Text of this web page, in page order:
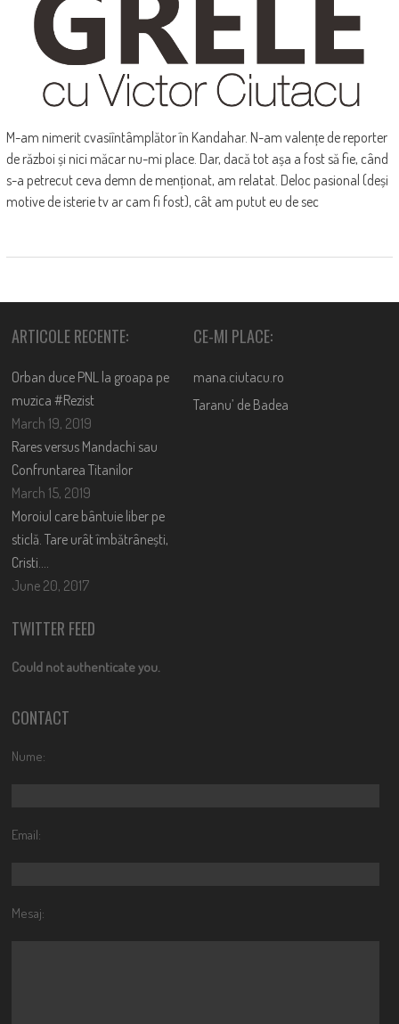
M-am nimerit cvasiîntâmplător în Kandahar. N-am valențe de reporter
de război și nici măcar nu-mi place. Dar, dacă tot așa a fost să fie, când
s-a petrecut ceva demn de menționat, am relatat. Deloc pasional (deși
motive de isterie tv ar cam fi fost), cât am putut eu de sec
ARTICOLE RECENTE:
Orban duce PNL la groapa pe
muzica #Rezist
March 19, 2019
Rares versus Mandachi sau
Confruntarea Titanilor
March 15, 2019
Moroiul care bântuie liber pe
sticlă. Tare urât îmbătrânești,
Cristi….
June 20, 2017
CE-MI PLACE:
mana.ciutacu.ro
Taranu’ de Badea
TWITTER FEED
Could not authenticate you.
CONTACT
Nume:
Email:
Mesaj: